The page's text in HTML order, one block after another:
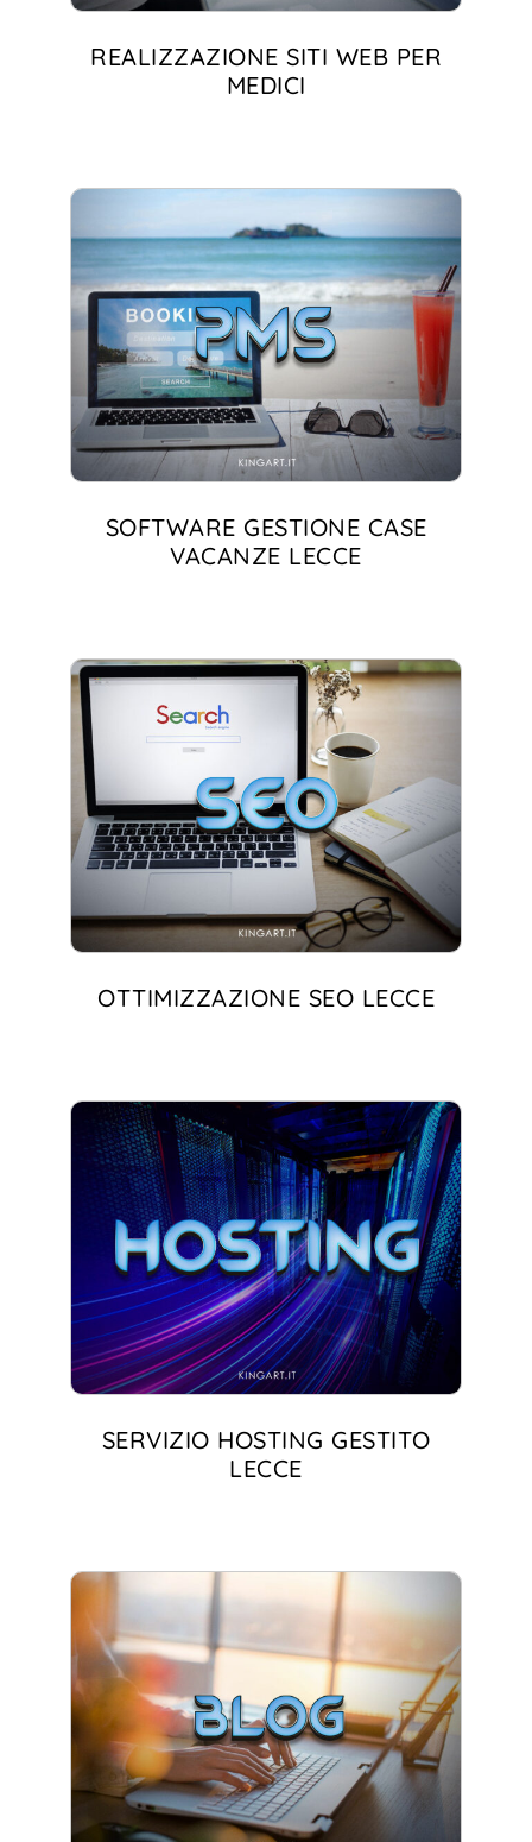
REALIZZAZIONE SITI WEB PER
MEDICI
SOFTWARE GESTIONE CASE
VACANZE LECCE
OTTIMIZZAZIONE SEO LECCE
SERVIZIO HOSTING GESTITO
LECCE